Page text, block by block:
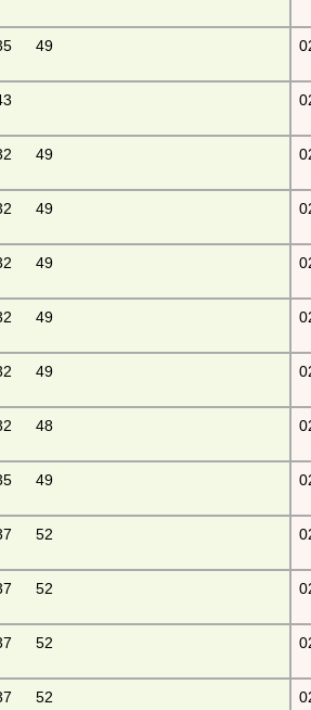
49
49
49
49
49
49
48
49
52
52
52
52